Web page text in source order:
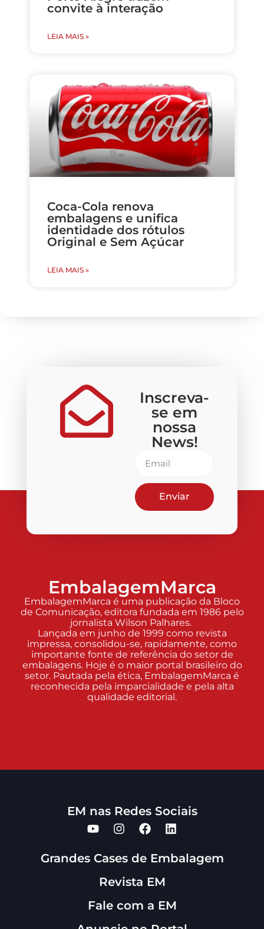
convite à interação
LEIA MAIS »
Coca-Cola renova
embalagens e unifica
identidade dos rótulos
Original e Sem Açúcar
LEIA MAIS »
Inscreva-
se em
nossa
News!
Enviar
EmbalagemMarca
EmbalagemMarca é uma publicação da Bloco
de Comunicação, editora fundada em 1986 pelo
jornalista Wilson Palhares.
Lançada em junho de 1999 como revista
impressa, consolidou-se, rapidamente, como
importante fonte de referência do setor de
embalagens. Hoje é o maior portal brasileiro do
setor. Pautada pela ética, EmbalagemMarca é
reconhecida pela imparcialidade e pela alta
qualidade editorial.
EM nas Redes Sociais
Grandes Cases de Embalagem
Revista EM
Fale com a EM